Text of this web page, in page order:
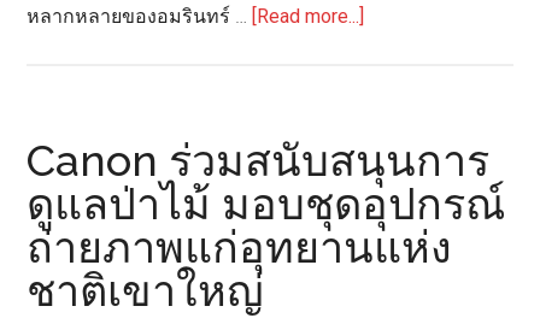
Inkjet”
หลากหลายของอมรินทร์ …
[Read more...]
อมรินทร์
ผสาน
เทคโนโลยี
อิมเมจ
Canon ร่วมสนับสนุนการ
ดูแลป่าไม้ มอบชุดอุปกรณ์
ถ่ายภาพแก่อุทยานแห่ง
ชาติเขาใหญ่